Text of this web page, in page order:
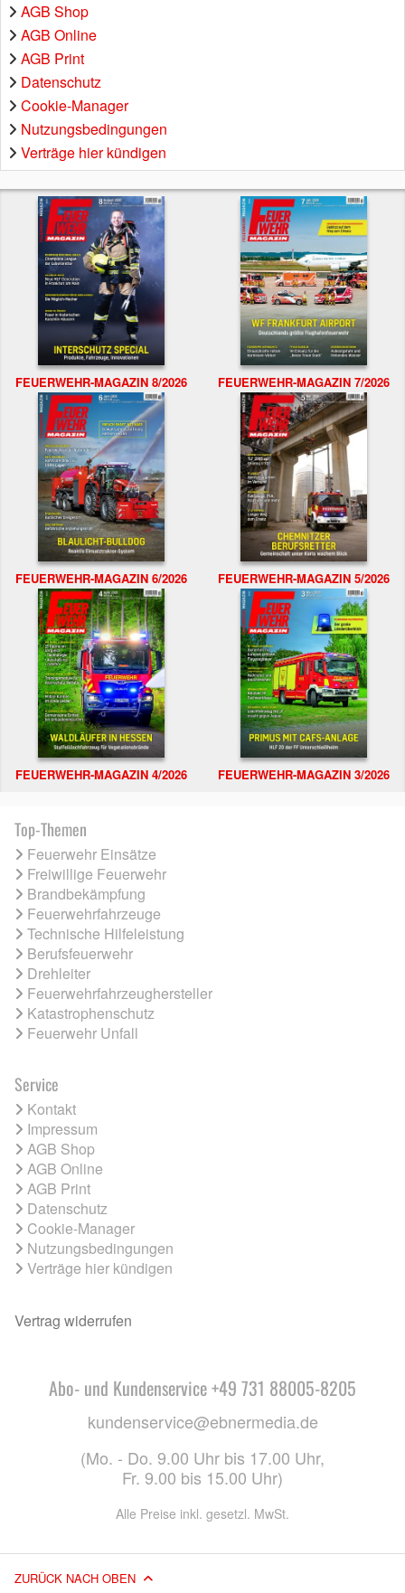
AGB Shop
AGB Online
AGB Print
Datenschutz
Cookie-Manager
Nutzungsbedingungen
Verträge hier kündigen
FEUERWEHR-MAGAZIN 8/2026 FEUERWEHR-MAGAZIN 7/2026
FEUERWEHR-MAGAZIN 6/2026 FEUERWEHR-MAGAZIN 5/2026
FEUERWEHR-MAGAZIN 4/2026 FEUERWEHR-MAGAZIN 3/2026
Top-Themen
Feuerwehr Einsätze
Freiwillige Feuerwehr
Brandbekämpfung
Feuerwehrfahrzeuge
Technische Hilfeleistung
Berufsfeuerwehr
Drehleiter
Feuerwehrfahrzeughersteller
Katastrophenschutz
Feuerwehr Unfall
Service
Kontakt
Impressum
AGB Shop
AGB Online
AGB Print
Datenschutz
Cookie-Manager
Nutzungsbedingungen
Verträge hier kündigen
Vertrag widerrufen
Abo- und Kundenservice +49 731 88005-8205
kundenservice@ebnermedia.de
(Mo. - Do. 9.00 Uhr bis 17.00 Uhr,
Fr. 9.00 bis 15.00 Uhr)
Alle Preise inkl. gesetzl. MwSt.
ZURÜCK NACH OBEN